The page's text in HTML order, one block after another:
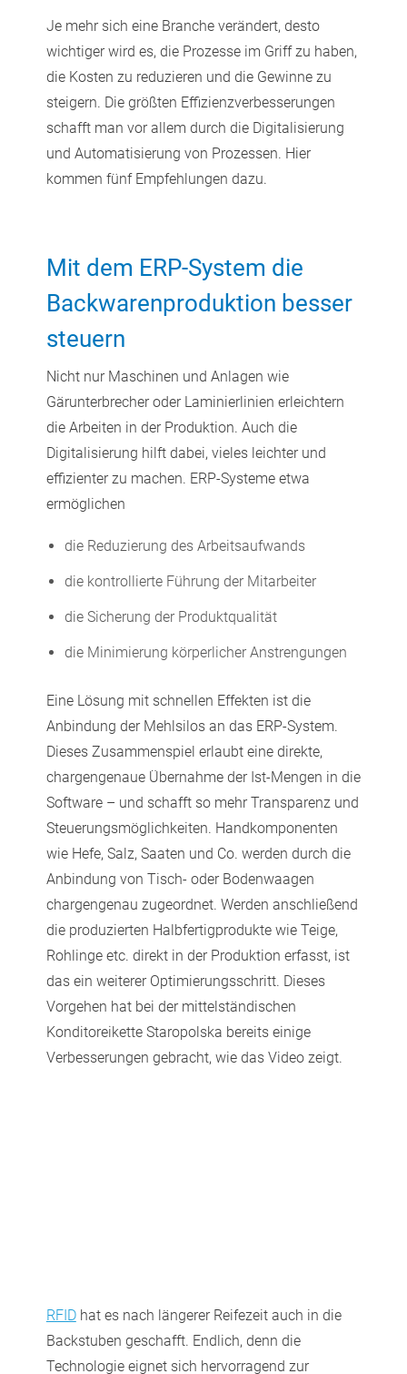
Je mehr sich eine Branche verändert, desto
wichtiger wird es, die Prozesse im Griff zu haben,
die Kosten zu reduzieren und die Gewinne zu
steigern. Die größten Effizienzverbesserungen
schafft man vor allem durch die Digitalisierung
und Automatisierung von Prozessen. Hier
kommen fünf Empfehlungen dazu.
Mit dem ERP-System die
Backwarenproduktion besser
steuern
Nicht nur Maschinen und Anlagen wie
Gärunterbrecher oder Laminierlinien erleichtern
die Arbeiten in der Produktion. Auch die
Digitalisierung hilft dabei, vieles leichter und
effizienter zu machen. ERP-Systeme etwa
ermöglichen
die Reduzierung des Arbeitsaufwands
die kontrollierte Führung der Mitarbeiter
die Sicherung der Produktqualität
die Minimierung körperlicher Anstrengungen
Eine Lösung mit schnellen Effekten ist die
Anbindung der Mehlsilos an das ERP-System.
Dieses Zusammenspiel erlaubt eine direkte,
chargengenaue Übernahme der Ist-Mengen in die
Software – und schafft so mehr Transparenz und
Steuerungsmöglichkeiten. Handkomponenten
wie Hefe, Salz, Saaten und Co. werden durch die
Anbindung von Tisch- oder Bodenwaagen
chargengenau zugeordnet. Werden anschließend
die produzierten Halbfertigprodukte wie Teige,
Rohlinge etc. direkt in der Produktion erfasst, ist
das ein weiterer Optimierungsschritt. Dieses
Vorgehen hat bei der mittelständischen
Konditoreikette Staropolska bereits einige
Verbesserungen gebracht, wie das Video zeigt.
RFIDhat es nach längerer Reifezeit auch in die
Backstuben geschafft. Endlich, denn die
Technologie eignet sich hervorragend zur